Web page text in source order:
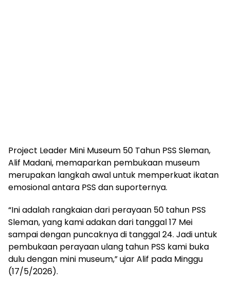
Project Leader Mini Museum 50 Tahun PSS Sleman,
Alif Madani, memaparkan pembukaan museum
merupakan langkah awal untuk memperkuat ikatan
emosional antara PSS dan suporternya.
“Ini adalah rangkaian dari perayaan 50 tahun PSS
Sleman, yang kami adakan dari tanggal 17 Mei
sampai dengan puncaknya di tanggal 24. Jadi untuk
pembukaan perayaan ulang tahun PSS kami buka
dulu dengan mini museum,” ujar Alif pada Minggu
(17/5/2026).